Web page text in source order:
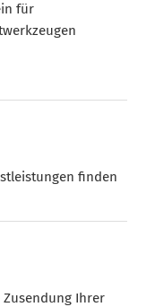
für
finden
Ihrer